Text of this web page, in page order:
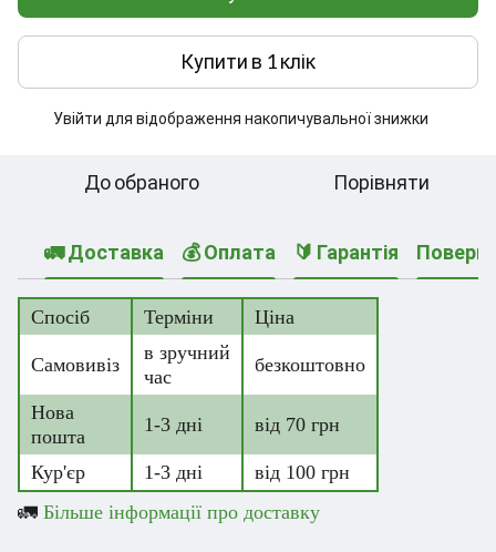
Купити в 1 клік
Увійти для відображення накопичувальної знижки
До обраного Порівняти
🚛 Доставка 💰 Оплата 🔰 Гарантія
Спосіб Терміни Ціна
Самовивіз
в зручний
час
безкоштовно
Нова
пошта
1-3 дні від 70 грн
Кур'єр 1-3 дні
від 100 грн
🚛 Більше інформації про доставку